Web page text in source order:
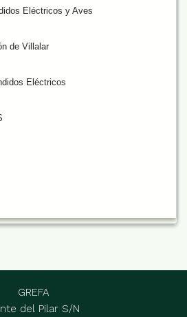
Eléctricos y Aves
de Villalar
Eléctricos
GREFA
del Pilar S/N